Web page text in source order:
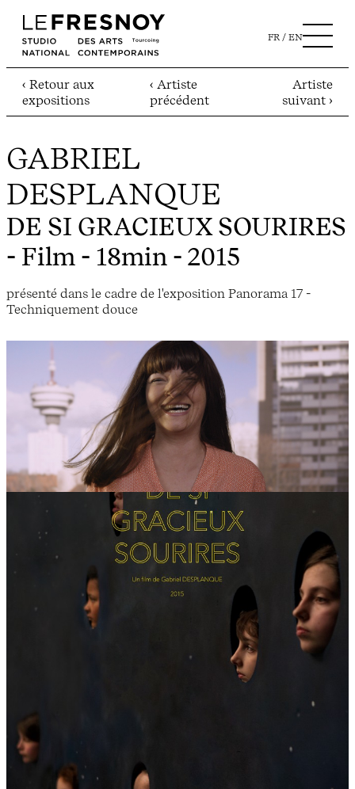
FR EN
‹ Retour aux
expositions
‹ Artiste
précédent
Artiste
suivant ›
GABRIEL
DESPLANQUE
DE SI GRACIEUX SOURIRES
- Film - 18min - 2015
présenté dans le cadre de l'exposition Panorama 17 -
Techniquement douce